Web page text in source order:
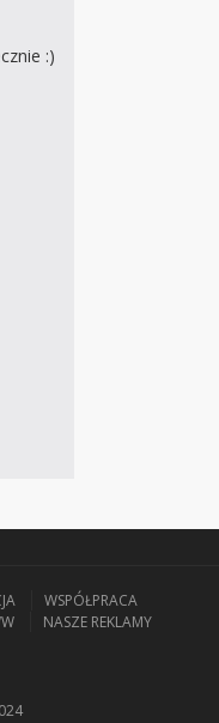
:)
WSPÓŁPRACA
NASZE REKLAMY